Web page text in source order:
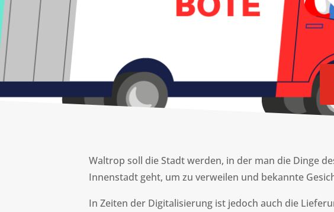
Waltrop soll die Stadt werden, in der man die Dinge
Innenstadt geht, um zu verweilen und bekannte
In Zeiten der Digitalisierung ist jedoch auch die